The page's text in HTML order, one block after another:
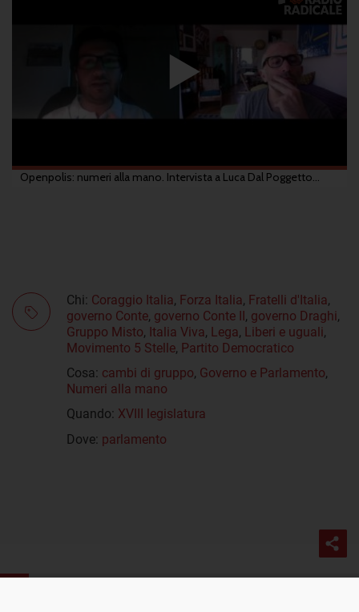
Chi: Coraggio Italia, Forza Italia, Fratelli d'Italia,
governo Conte, governo Conte II, governo Draghi,
Gruppo Misto, Italia Viva, Lega, Liberi e uguali,
Movimento 5 Stelle, Partito Democratico
Cosa: cambi di gruppo, Governo e Parlamento,
Numeri alla mano
Quando: XVIII legislatura
Dove: parlamento